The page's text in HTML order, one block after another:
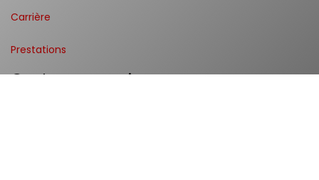
Carrière
Prestations
Customer service